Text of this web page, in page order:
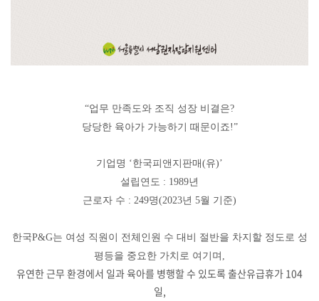
“업무 만족도와 조직 성장 비결은?
당당한 육아가 가능하기 때문이죠!”
기업명 ‘한국피앤지판매 (유)’
설립연도 : 1989년
근로자 수 : 249명(2023년 5월 기준)
한국P&G는 여성 직원이 전체인원 수 대비 절반을 차지할 정도로 성
평등을 중요한 가치로 여기며 ,
유연한 근무 환경에서 일과 육아를 병행할 수 있도록 출산유급휴가 104
일,